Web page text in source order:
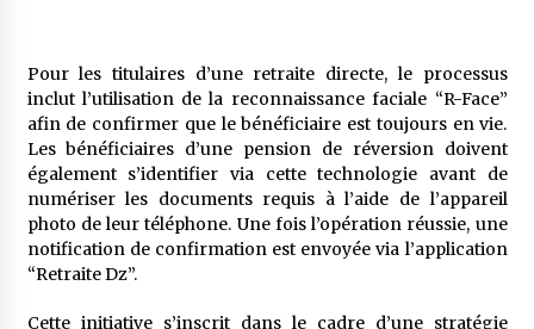
Tradition orale/ D’où viennent les contes et à
5 ans ago
Pour les titulaires d’une retraite directe, le processus
inclut l’utilisation de la reconnaissance faciale “R-Face”
afin de confirmer que le bénéficiaire est toujours en vie.
Les bénéficiaires d’une pension de réversion doivent
également s’identifier via cette technologie avant de
numériser les documents requis à l’aide de l’appareil
photo de leur téléphone. Une fois l’opération réussie, une
notification de confirmation est envoyée via l’application
“Retraite Dz”.
Cette initiative s’inscrit dans le cadre d’une stratégie